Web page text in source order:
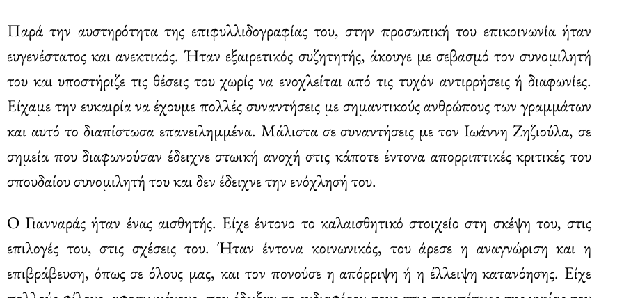
Παρά την αυστηρότητα της επιφυλλιδογραφίας του, στην προσωπική του επικοινωνία ήταν
ευγενέστατος και ανεκτικός. Ήταν εξαιρετικός συζητητής, άκουγε με σεβασμό τον συνομιλητή
του και υποστήριζε τις θέσεις του χωρίς να ενοχλείται από τις τυχόν αντιρρήσεις ή διαφωνίες.
Είχαμε την ευκαιρία να έχουμε πολλές συναντήσεις με σημαντικούς ανθρώπους των γραμμάτων
και αυτό το διαπίστωσα επανειλημμένα. Μάλιστα σε συναντήσεις με τον Ιωάννη Ζηζιούλα, σε
σημεία που διαφωνούσαν έδειχνε στωική ανοχή στις κάποτε έντονα απορριπτικές κριτικές του
σπουδαίου συνομιλητή του και δεν έδειχνε την ενόχλησή του.
Ο Γιανναράς ήταν ένας αισθητής. Είχε έντονο το καλαισθητικό στοιχείο στη σκέψη του, στις
επιλογές του, στις σχέσεις του. Ήταν έντονα κοινωνικός, του άρεσε η αναγνώριση και η
επιβράβευση, όπως σε όλους μας, και τον πονούσε η απόρριψη ή η έλλειψη κατανόησης. Είχε